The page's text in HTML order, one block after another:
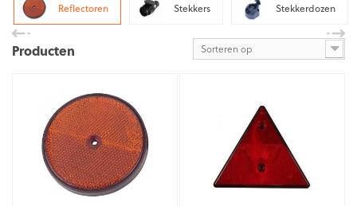
Reflectoren Stekkers Stekkerdozen
Producten Sorteren op